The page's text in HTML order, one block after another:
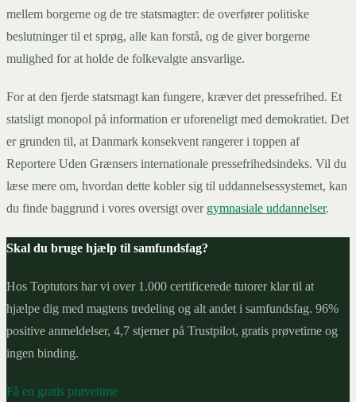
mellem borgerne og de tre statsmagter: de overfører politiske
beslutninger til et sprøg, alle kan forstå, og de giver borgerne
mulighed for at holde de folkevalgte ansvarlige.
For at den fjerde statsmagt kan fungere, kræver det pressefrihed. Et
statsligt monopol på information er uforeneligt med demokratiet. Det
er grunden til, at Danmark konsekvent rangerer i toppen af
Reportere Uden Grænsers internationale pressefrihedsindeks. Vil du
læse mere om, hvordan dette kobler sig til uddannelsessystemet, kan
du finde baggrund i vores oversigt over gymnasiale uddannelser.
Skal du bruge hjælp til samfundsfag?
Hos Toptutors har vi over 1.000 certificerede tutorer klar til at
hjælpe dig med magtens tredeling og alt andet i samfundsfag. 96%
positive anmeldelser, 4,7 stjerner på Trustpilot, gratis prøvetime og
ingen binding.
Få en gratis prøvetime